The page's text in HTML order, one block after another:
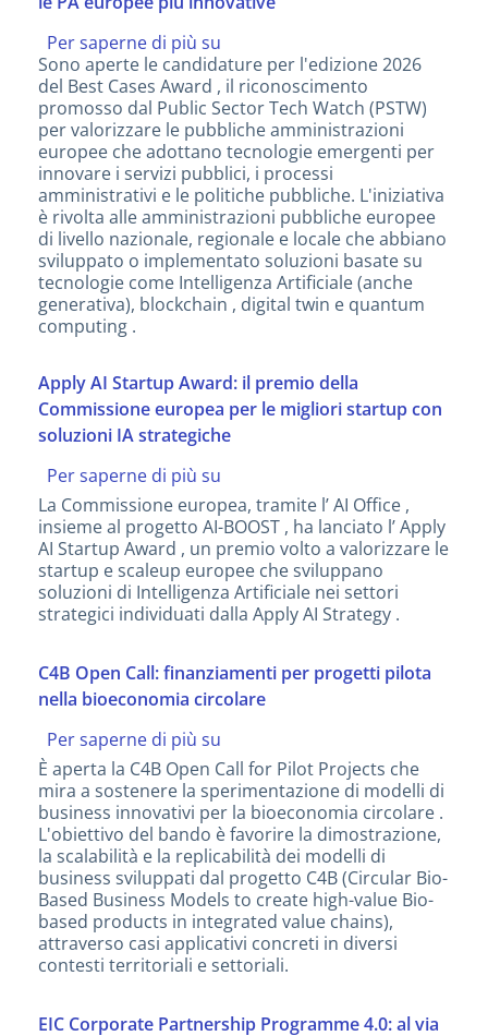
Per saperne di più su
Cases
Award
2026:
aperte
le
candidature
per
le
PA
europee
più
innovative
Sono aperte le candidature per l'edizione 2026
del Best Cases Award , il riconoscimento
promosso dal Public Sector Tech Watch (PSTW)
per valorizzare le pubbliche amministrazioni
europee che adottano tecnologie emergenti per
innovare i servizi pubblici, i processi
amministrativi e le politiche pubbliche. L'iniziativa
è rivolta alle amministrazioni pubbliche europee
di livello nazionale, regionale e locale che abbiano
sviluppato o implementato soluzioni basate su
tecnologie come Intelligenza Artificiale (anche
generativa), blockchain , digital twin e quantum
computing .
Apply AI Startup Award: il premio della
Commissione europea per le migliori startup con
soluzioni IA strategiche
Per saperne di più su
AI
Startup
Award:
il
premio
della
Commissione
per
le
con
soluzioni
IA
strategiche
La Commissione europea, tramite l’ AI Office ,
insieme al progetto AI-BOOST , ha lanciato l’ Apply
AI Startup Award , un premio volto a valorizzare le
startup e scaleup europee che sviluppano
soluzioni di Intelligenza Artificiale nei settori
strategici individuati dalla Apply AI Strategy .
C4B Open Call: finanziamenti per progetti pilota
nella bioeconomia circolare
Per saperne di più su
Open
Call:
finanziamenti
per
progetti
pilota
nella
bioeconomia
circolare
È aperta la C4B Open Call for Pilot Projects che
mira a sostenere la sperimentazione di modelli di
business innovativi per la bioeconomia circolare .
L'obiettivo del bando è favorire la dimostrazione,
la scalabilità e la replicabilità dei modelli di
business sviluppati dal progetto C4B (Circular Bio-
Based Business Models to create high-value Bio-
based products in integrated value chains),
attraverso casi applicativi concreti in diversi
contesti territoriali e settoriali.
EIC Corporate Partnership Programme 4.0: al via